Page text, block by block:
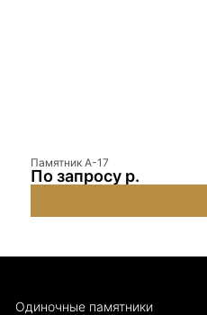
Памятник А-17
По запросу р.
Одиночные памятники